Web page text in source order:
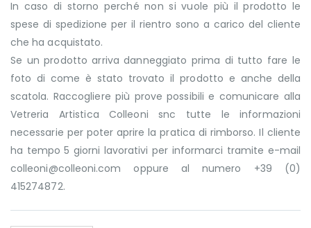
In caso di storno perché non si vuole più il prodotto le
spese di spedizione per il rientro sono a carico del cliente
che ha acquistato.
Se un prodotto arriva danneggiato prima di tutto fare le
foto di come è stato trovato il prodotto e anche della
scatola. Raccogliere più prove possibili e comunicare alla
Vetreria Artistica Colleoni snc tutte le informazioni
necessarie per poter aprire la pratica di rimborso. Il cliente
ha tempo 5 giorni lavorativi per informarci tramite e-mail
colleoni@colleoni.com oppure al numero +39 (0)
415274872.